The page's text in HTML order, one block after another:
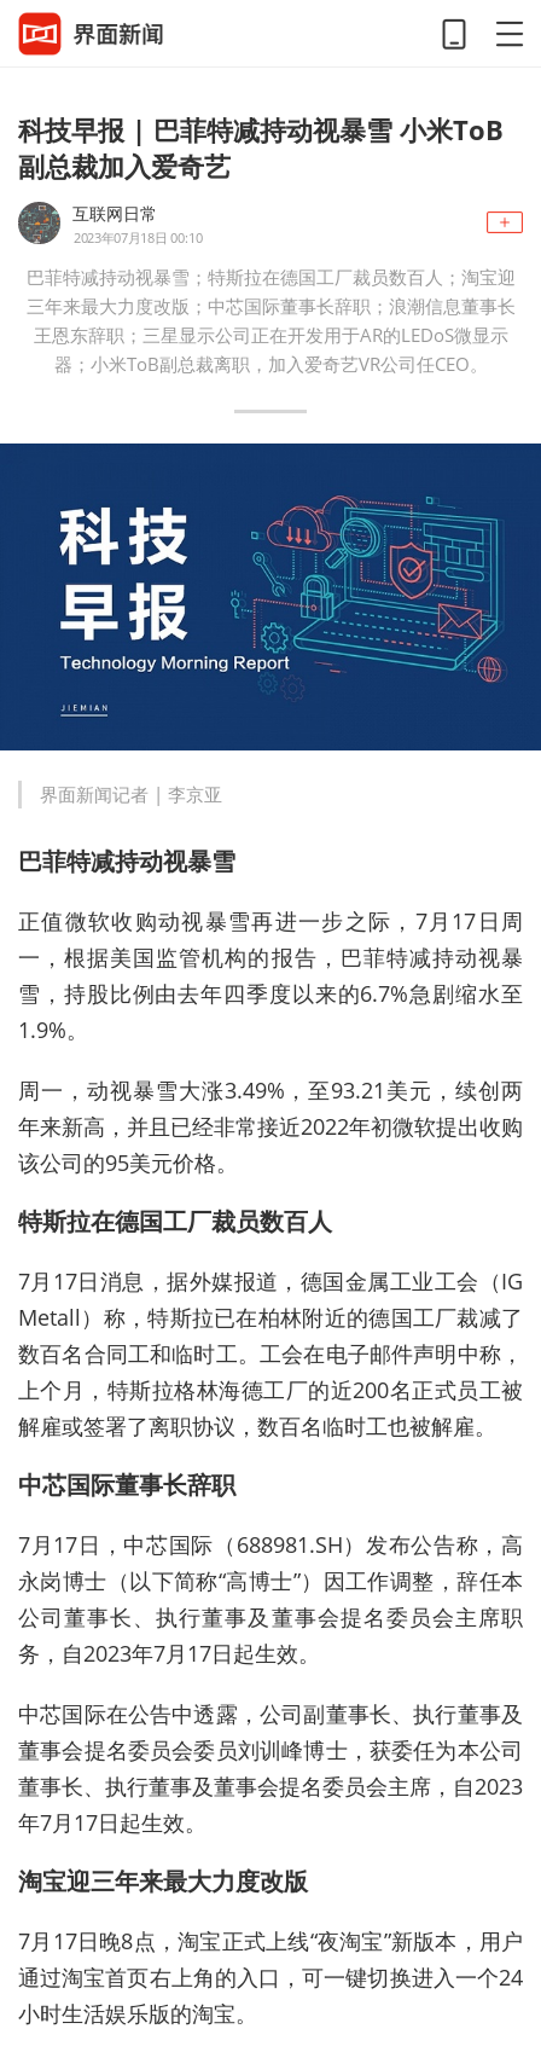
科技早报 | 巴菲特减持动视暴雪 小米ToB
副总裁加入爱奇艺
互联网日常
2023年07月18日 00:10
巴菲特减持动视暴雪；特斯拉在德国工厂裁员数百人；淘宝迎
三年来最大力度改版；中芯国际董事长辞职；浪潮信息董事长
王恩东辞职；三星显示公司正在开发用于AR的LEDoS微显示
器；小米ToB副总裁离职，加入爱奇艺VR公司任CEO。
界面新闻记者 | 李京亚
巴菲特减持动视暴雪
正值微软收购动视暴雪再进一步之际，7月17日周
一，根据美国监管机构的报告，巴菲特减持动视暴
雪，持股比例由去年四季度以来的6.7%急剧缩水至
1.9%。
周一，动视暴雪大涨3.49%，至93.21美元，续创两
年来新高，并且已经非常接近2022年初微软提出收购
该公司的95美元价格。
特斯拉在德国工厂裁员数百人
7月17日消息，据外媒报道，德国金属工业工会（IG
Metall）称，特斯拉已在柏林附近的德国工厂裁减了
数百名合同工和临时工。工会在电子邮件声明中称，
上个月，特斯拉格林海德工厂的近200名正式员工被
解雇或签署了离职协议，数百名临时工也被解雇。
中芯国际董事长辞职
7月17日，中芯国际（688981.SH）发布公告称，高
永岗博士（以下简称“高博士”）因工作调整，辞任本
公司董事长、执行董事及董事会提名委员会主席职
务，自2023年7月17日起生效。
中芯国际在公告中透露，公司副董事长、执行董事及
董事会提名委员会委员刘训峰博士，获委任为本公司
董事长、执行董事及董事会提名委员会主席，自2023
年7月17日起生效。
淘宝迎三年来最大力度改版
7月17日晚8点，淘宝正式上线“夜淘宝”新版本，用户
通过淘宝首页右上角的入口，可一键切换进入一个24
小时生活娱乐版的淘宝。